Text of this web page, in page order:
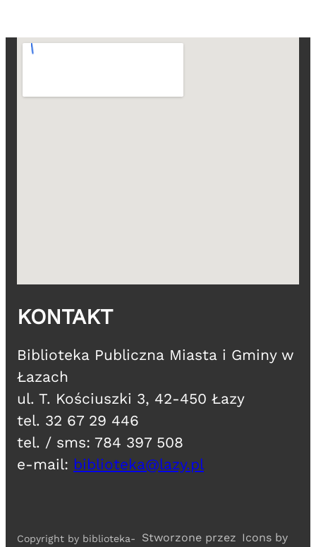
KONTAKT
​Biblioteka Publiczna Miasta i Gminy w
Łazach
ul. T. Kościuszki 3, 42-450 Łazy
tel. 32 67 29 446
tel. / sms: 784 397 508
e-mail: biblioteka@lazy.pl
​Copyright by biblioteka- Stworzone przez ​Icons by